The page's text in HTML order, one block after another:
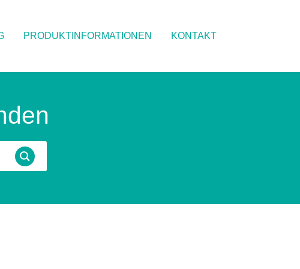
PRODUKTINFORMATIONEN KONTAKT